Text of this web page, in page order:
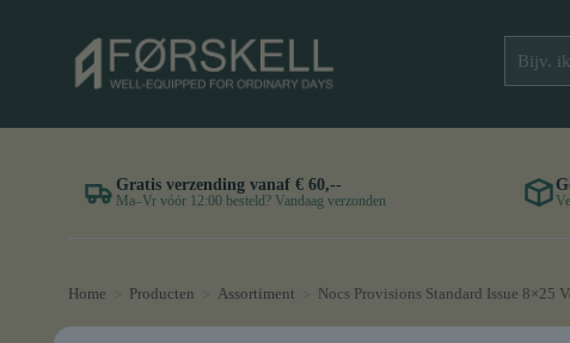
Gratis verzending vanaf € 60,--
Ma–Vr vóór 12:00 besteld? Vandaag verzonden
Home Producten Assortiment Nocs Provisions Standard Issue 8×25